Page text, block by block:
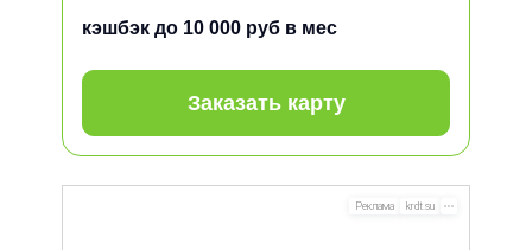
кэшбэк до 10 000 руб в мес
Заказать карту